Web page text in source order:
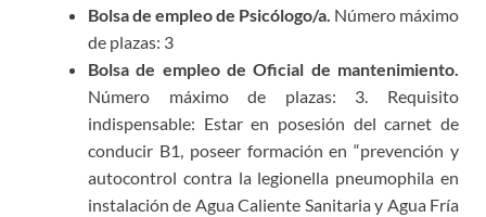
Bolsa de empleo de Psicólogo/a. Número máximo
de plazas: 3
Bolsa de empleo de Oficial de mantenimiento.
Número máximo de plazas: 3. Requisito
indispensable: Estar en posesión del carnet de
conducir B1, poseer formación en “prevención y
autocontrol contra la legionella pneumophila en
instalación de Agua Caliente Sanitaria y Agua Fría